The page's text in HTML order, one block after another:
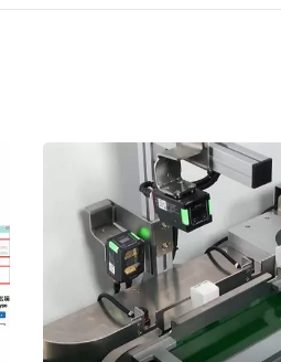
AOI光学自动检测设